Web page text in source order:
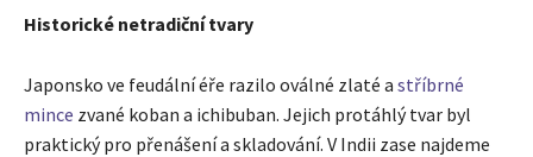
Historické netradiční tvary
Japonsko ve feudální éře razilo oválné zlaté a stříbrné
mince zvané koban a ichibuban. Jejich protáhlý tvar byl
praktický pro přenášení a skladování. V Indii zase najdeme